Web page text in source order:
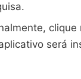
será